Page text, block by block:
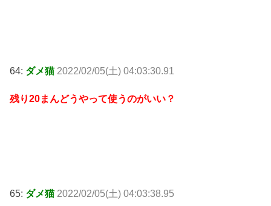
64: ダメ猫 2022/02/05(土) 04:03:30.91
残り20まんどうやって使うのがいい？
65: ダメ猫 2022/02/05(土) 04:03:38.95